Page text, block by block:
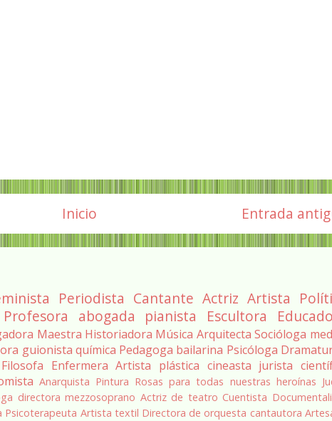
Entrada
Inicio
Periodista Cantante Actriz Artista
Profesora abogada pianista Escultora
Maestra Historiadora Música Arquitecta Socióloga
guionista química Pedagoga bailarina Psicóloga
Filosofa Enfermera Artista plástica cineasta jurista
Anarquista Pintura Rosas para todas nuestras heroínas
directora mezzosoprano Actriz de teatro Cuentista
Psicoterapeuta Artista textil Directora de orquesta cantautora